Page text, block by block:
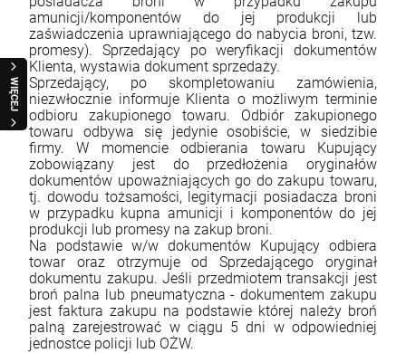
DO KOSZYKA
WIĘCEJ
amunicji/komponentów do jej produkcji lub
zaświadczenia uprawniającego do nabycia broni, tzw.
promesy). Sprzedający po weryfikacji dokumentów
Klienta, wystawia dokument sprzedaży.
Sprzedający, po skompletowaniu zamówienia,
niezwłocznie informuje Klienta o możliwym terminie
odbioru zakupionego towaru. Odbiór zakupionego
towaru odbywa się jedynie osobiście, w siedzibie
firmy. W momencie odbierania towaru Kupujący
zobowiązany jest do przedłożenia oryginałów
dokumentów upoważniających go do zakupu towaru,
tj. dowodu tożsamości, legitymacji posiadacza broni
w przypadku kupna amunicji i komponentów do jej
produkcji lub promesy na zakup broni.
Na podstawie w/w dokumentów Kupujący odbiera
towar oraz otrzymuje od Sprzedającego oryginał
dokumentu zakupu. Jeśli przedmiotem transakcji jest
broń palna lub pneumatyczna - dokumentem zakupu
jest faktura zakupu na podstawie której należy broń
palną zarejestrować w ciągu 5 dni w odpowiedniej
jednostce policji lub OŻW.